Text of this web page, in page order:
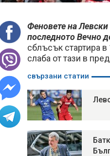
Феновете на
последното Вечно
сблъсък стартира
слаба от тази в
свързани статии